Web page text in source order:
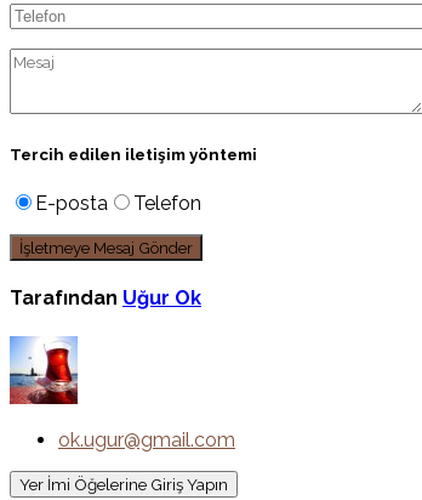
Tercih edilen iletişim yöntemi
E-posta Telefon
Tarafından Uğur Ok
ok.ugur@gmail.com
Yer İmi Öğelerine Giriş Yapın